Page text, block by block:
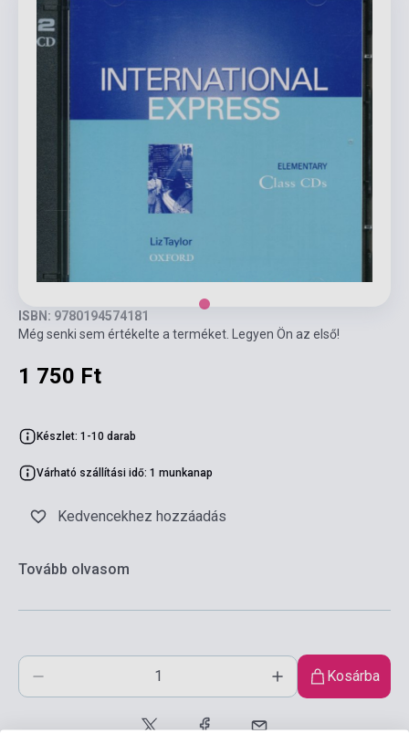
ISBN: 9780194574181
Még senki sem értékelte a terméket. Legyen Ön az első!
1 750 Ft
Készlet: 1-10 darab
Várható szállítási idő: 1 munkanap
Kedvencekhez hozzáadás
Tovább olvasom
Kosárba